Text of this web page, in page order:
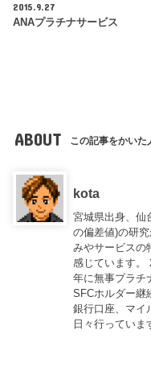
2015.9.27
ANAプラチナサービス
ABOUT この記事をかいた
kota
宮城県出身、仙
の偏差値)の研
みやサービスの
感じています。
年に無事プラチ
SFCホルダー継
銀行口座、マイ
日々行っていま